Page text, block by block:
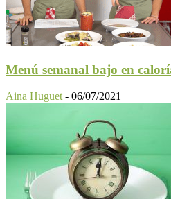
Menú semanal bajo en
Aina Huguet - 06/07/2021